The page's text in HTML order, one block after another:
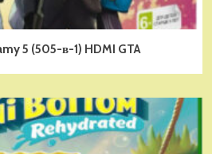
5 (505-в-1) HDMI GTA